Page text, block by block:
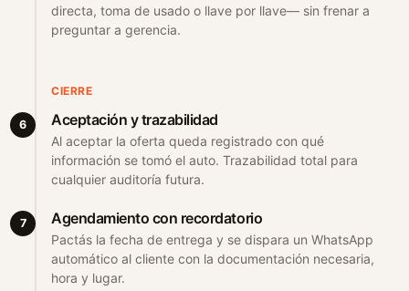
directa, toma de usado o llave por llave— sin frenar a
preguntar a gerencia.
CIERRE
6 Aceptación y trazabilidad
Al aceptar la oferta queda registrado con qué
información se tomó el auto. Trazabilidad total para
cualquier auditoría futura.
7 Agendamiento con recordatorio
Pactás la fecha de entrega y se dispara un WhatsApp
automático al cliente con la documentación necesaria,
hora y lugar.